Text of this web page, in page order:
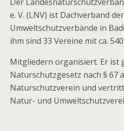
e. V. (LNV) ist Dachverband
Umweltschutzverbände in
ihm sind 33 Vereine mit ca.
Mitgliedern organisiert. Er ist
Naturschutzgesetz nach § 67
Naturschutzverein und vertritt
Natur- und